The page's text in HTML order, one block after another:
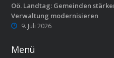
Oö. Landtag: Gemeinden
Verwaltung modernisieren
9. Juli 2026
Menü